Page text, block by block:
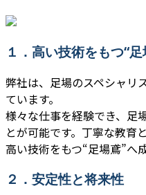
１．高い技術をもつ“
弊社は、足場のスペシャリ
ています。
様々な仕事を経験でき、足
とが可能です。丁寧な教育
高い技術をもつ“足場鳶”へ
２．安定性と将来性